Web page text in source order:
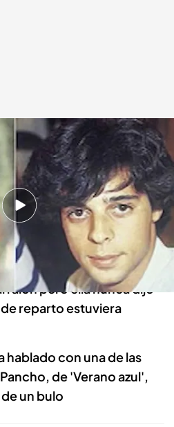
de 'Verano azul'
José Luis Fernández
es 'fake'
de unas declaraciones
pero ella nunca dijo
reparto estuviera
hablado con una de las
de 'Verano azul',
un bulo